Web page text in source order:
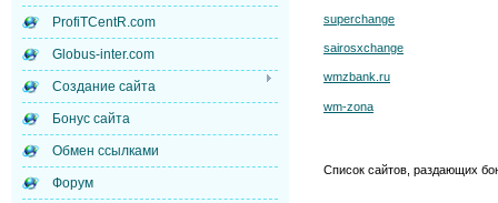
ProfiTCentR.com
Globus-inter.com
Создание сайта
Бонус сайта
Обмен ссылками
Форум
superchange
sairosxchange
wmzbank.ru
wm-zona
Список сайтов, раздающих